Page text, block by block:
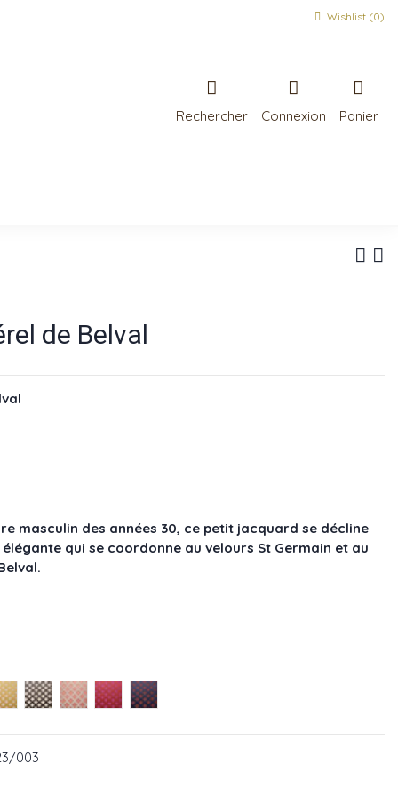
Wishlist (0)
Rechercher Connexion Panier
de Belval
masculin des années 30, ce petit jacquard se décline
qui se coordonne au velours St Germain et au
002003
réf : 71223/004
- réf : 71223/005
Vermeil - réf : 71223/006
Ombre - réf : 71223/007
Poudre - réf : 71223/008
Flamenco - réf : 71223/009
Gentleman - réf : 71223/010
003